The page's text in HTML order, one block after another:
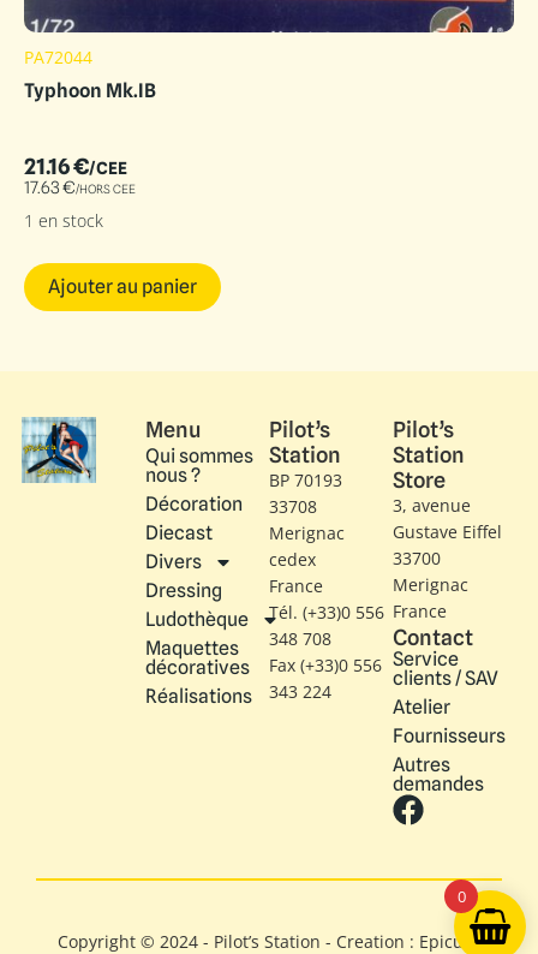
PA72044
Typhoon Mk.IB
21.16€/CEE
17.63€/HORS CEE
1 en stock
Ajouter au panier
Menu
Qui sommes
nous ?
Décoration
Diecast
Divers
Dressing
Ludothèque
Maquettes
décoratives
Réalisations
Pilot’s
Station
BP 70193
33708
Merignac
cedex
France
Tél. (+33)0 556
348 708
Fax (+33)0 556
343 224
Pilot’s
Station
Store
3, avenue
Gustave Eiffel​
33700
Merignac
France
Contact
Service
clients / SAV
Atelier
Fournisseurs
Autres
demandes
Copyright © 2024 - Pilot’s Station - Creation : Epicure
0